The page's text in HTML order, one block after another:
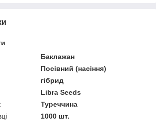
Баклажан
Посівний (насіння)
гібрид
Libra Seeds
Туреччина
1000 шт.